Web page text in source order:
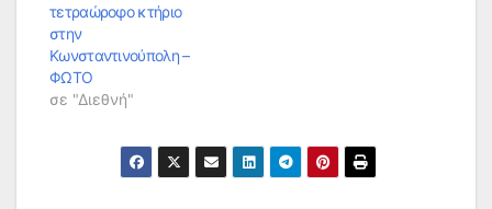
τετραώροφο κτήριο
στην
Κωνσταντινούπολη –
ΦΩΤΟ
σε "Διεθνή"